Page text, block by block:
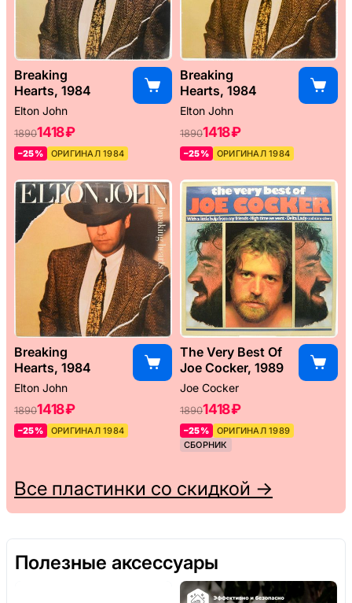
Breaking
Hearts, 1984
Elton John
18901418 ₽
–25% ОРИГИНАЛ 1984
Breaking
Hearts, 1984
Elton John
18901418 ₽
–25% ОРИГИНАЛ 1984
Breaking
Hearts, 1984
Elton John
18901418 ₽
–25% ОРИГИНАЛ 1984
The Very Best Of
Joe Cocker, 1989
Joe Cocker
18901418 ₽
–25%
ОРИГИНАЛ 1989
СБОРНИК
Все пластинки со скидкой →
Полезные аксессуары